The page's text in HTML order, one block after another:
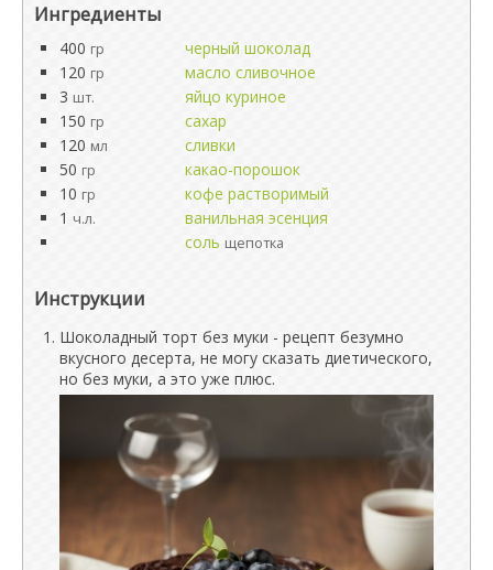
Ингредиенты
400 гр
черный шоколад
120 гр
масло сливочное
3 шт.
яйцо куриное
150 гр
сахар
120 мл
сливки
50 гр
какао-порошок
10 гр
кофе растворимый
1 ч.л.
ванильная эсенция
соль щепотка
Инструкции
Шоколадный торт без муки - рецепт безумно
вкусного десерта, не могу сказать диетического,
но без муки, а это уже плюс.